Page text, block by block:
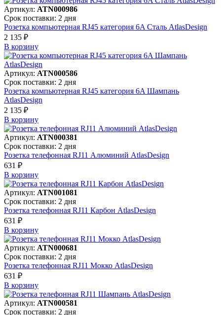
Артикул: ATN000986
Срок поставки: 2 дня
Розетка компьютерная RJ45 категория 6A Сталь AtlasDesign
2 135 ₽
В корзинy
Артикул: ATN000586
Срок поставки: 2 дня
Розетка компьютерная RJ45 категория 6A Шампань
AtlasDesign
2 135 ₽
В корзинy
Артикул: ATN000381
Срок поставки: 2 дня
Розетка телефонная RJ11 Алюминий AtlasDesign
631 ₽
В корзинy
Артикул: ATN001081
Срок поставки: 2 дня
Розетка телефонная RJ11 Карбон AtlasDesign
631 ₽
В корзинy
Артикул: ATN000681
Срок поставки: 2 дня
Розетка телефонная RJ11 Мокко AtlasDesign
631 ₽
В корзинy
Артикул: ATN000581
Срок поставки: 2 дня